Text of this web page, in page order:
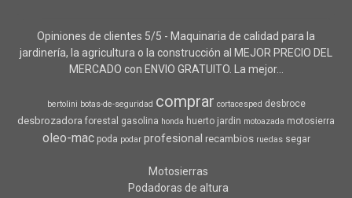
Opiniones de clientes 5/5 - Maquinaria de calidad para la
jardinería, la agricultura o la construcción al MEJOR PRECIO DEL
MERCADO con ENVIO GRATUITO. La mejor...
bertolini botas-de-seguridad comprar cortacesped desbroce
desbrozadora forestal gasolina honda huerto jardin motoazada motosierra
oleo-mac poda podar profesional recambios ruedas segar
Motosierras
Podadoras de altura